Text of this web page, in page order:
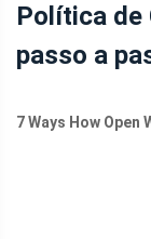
Política de
passo a
7 Ways How